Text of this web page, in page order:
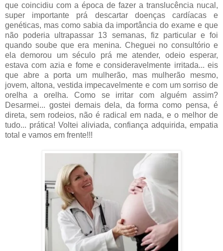
que coincidiu com a época de fazer a translucência nucal,
super importante prá descartar doenças cardíacas e
genéticas, mas como sabia da importância do exame e que
não poderia ultrapassar 13 semanas, fiz particular e foi
quando soube que era menina. Cheguei no consultório e
ela demorou um século prá me atender, odeio esperar,
estava com azia e fome e consideravelmente irritada... eis
que abre a porta um mulherão, mas mulherão mesmo,
jovem, altona, vestida impecavelmente e com um sorriso de
orelha a orelha. Como se irritar com alguém assim?
Desarmei... gostei demais dela, da forma como pensa, é
direta, sem rodeios, não é radical em nada, e o melhor de
tudo... prática! Voltei aliviada, confiança adquirida, empatia
total e vamos em frente!!!